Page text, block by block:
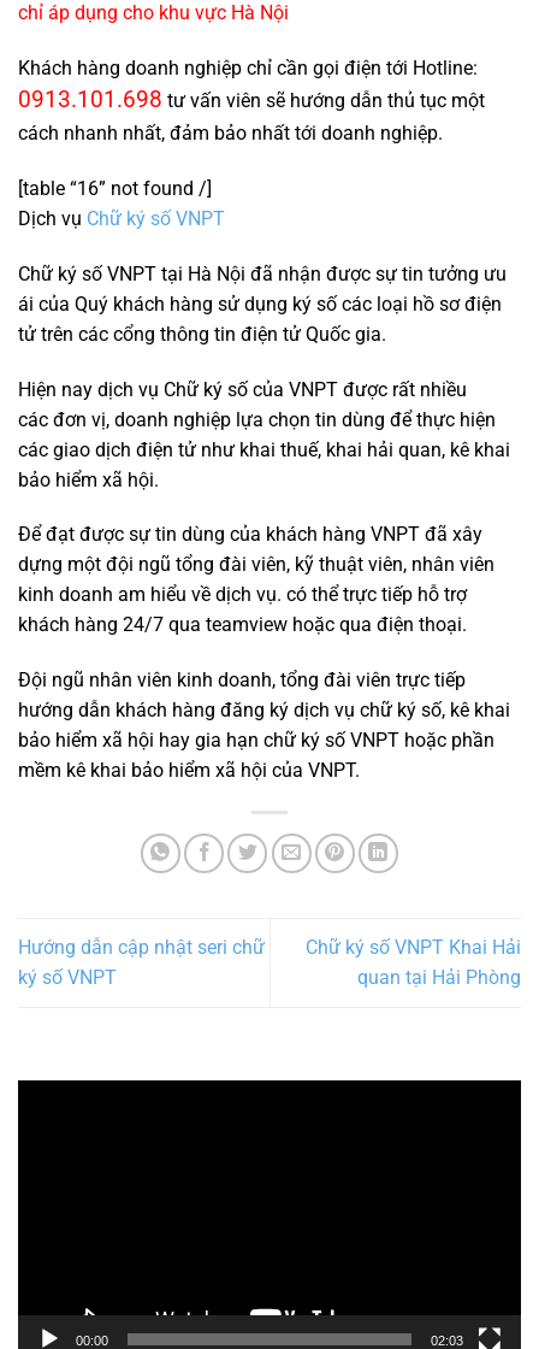
chỉ áp dụng cho khu vực Hà Nội
Khách hàng doanh nghiệp chỉ cần gọi điện tới Hotline:
0913.101.698 tư vấn viên sẽ hướng dẫn thủ tục một
cách nhanh nhất, đảm bảo nhất tới doanh nghiệp.
[table “16” not found /]
Dịch vụ Chữ ký số VNPT
Chữ ký số VNPT tại Hà Nội đã nhận được sự tin tưởng ưu
ái của Quý khách hàng sử dụng ký số các loại hồ sơ điện
tử trên các cổng thông tin điện tử Quốc gia.
Hiện nay dịch vụ Chữ ký số của VNPT được rất nhiều
các đơn vị, doanh nghiệp lựa chọn tin dùng để thực hiện
các giao dịch điện tử như khai thuế, khai hải quan, kê khai
bảo hiểm xã hội.
Để đạt được sự tin dùng của khách hàng VNPT đã xây
dựng một đội ngũ tổng đài viên, kỹ thuật viên, nhân viên
kinh doanh am hiểu về dịch vụ. có thể trực tiếp hỗ trợ
khách hàng 24/7 qua teamview hoặc qua điện thoại.
Đội ngũ nhân viên kinh doanh, tổng đài viên trực tiếp
hướng dẫn khách hàng đăng ký dịch vụ chữ ký số, kê khai
bảo hiểm xã hội hay gia hạn chữ ký số VNPT hoặc phần
mềm kê khai bảo hiểm xã hội của VNPT.
Hướng dẫn cập nhật seri chữ
ký số VNPT
Chữ ký số VNPT Khai Hải
quan tại Hải Phòng
00:00 02:03